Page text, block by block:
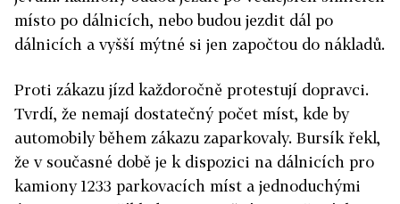
místo po dálnicích, nebo budou jezdit dál po
dálnicích a vyšší mýtné si jen započtou do nákladů.
Proti zákazu jízd každoročně protestují dopravci.
Tvrdí, že nemají dostatečný počet míst, kde by
automobily během zákazu zaparkovaly. Bursík řekl,
že v současné době je k dispozici na dálnicích pro
kamiony 1233 parkovacích míst a jednoduchými